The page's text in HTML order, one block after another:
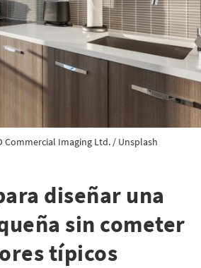
Commercial Imaging Ltd. / Unsplash
diseñar una
sin cometer
típicos